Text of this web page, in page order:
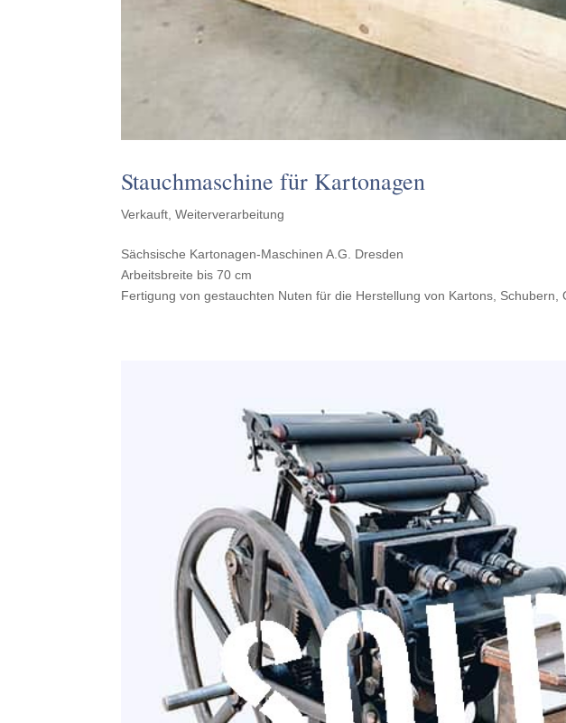
Stauch­mas­chine für Kartonagen
Verkauft,Weiterverarbeitung
Säch­sis­che Karton­a­gen-Maschi­nen A.G. Dresden
Arbeits­bre­ite bis 70 cm
Ferti­gung von gestauchten Nuten für die Herstel­lung von Kartons,